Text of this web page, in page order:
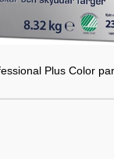
Plus Color